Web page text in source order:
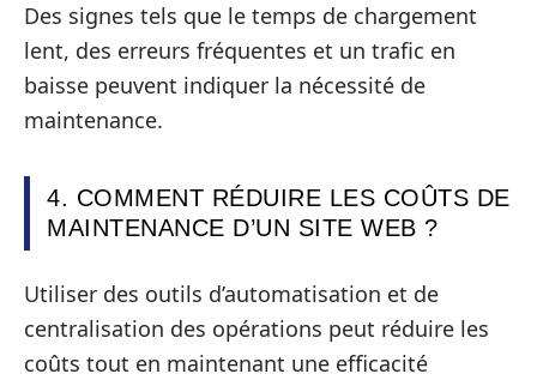
Des signes tels que le temps de chargement
lent, des erreurs fréquentes et un trafic en
baisse peuvent indiquer la nécessité de
maintenance.
4. COMMENT RÉDUIRE LES COÛTS DE
MAINTENANCE D’UN SITE WEB ?
Utiliser des outils d’automatisation et de
centralisation des opérations peut réduire les
coûts tout en maintenant une efficacité